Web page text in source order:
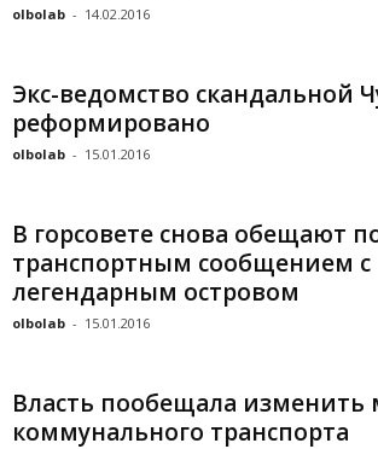
olbolab - 14.02.2016
Экс-ведомство скандальной
реформировано
olbolab - 15.01.2016
В горсовете снова обещают
транспортным сообщением с
легендарным островом
olbolab - 15.01.2016
Власть пообещала
коммунального транспорта